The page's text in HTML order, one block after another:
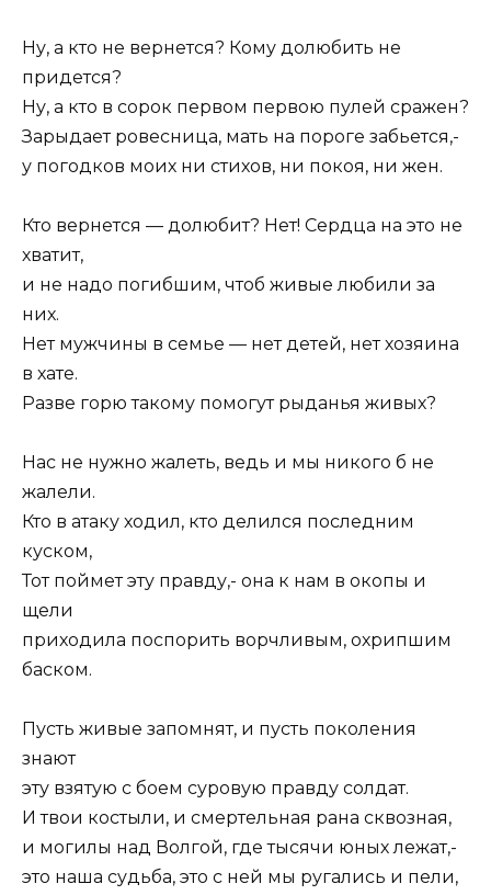
Ну, а кто не вернется? Кому долюбить не
придется?
Ну, а кто в сорок первом первою пулей сражен?
Зарыдает ровесница, мать на пороге забьется,-
у погодков моих ни стихов, ни покоя, ни жен.
Кто вернется — долюбит? Нет! Сердца на это не
хватит,
и не надо погибшим, чтоб живые любили за
них.
Нет мужчины в семье — нет детей, нет хозяина
в хате.
Разве горю такому помогут рыданья живых?
Нас не нужно жалеть, ведь и мы никого б не
жалели.
Кто в атаку ходил, кто делился последним
куском,
Тот поймет эту правду,- она к нам в окопы и
щели
приходила поспорить ворчливым, охрипшим
баском.
Пусть живые запомнят, и пусть поколения
знают
эту взятую с боем суровую правду солдат.
И твои костыли, и смертельная рана сквозная,
и могилы над Волгой, где тысячи юных лежат,-
это наша судьба, это с ней мы ругались и пели,